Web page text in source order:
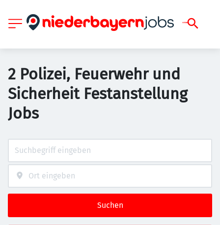
2 Polizei, Feuerwehr und
Sicherheit Festanstellung
Jobs
Suchen